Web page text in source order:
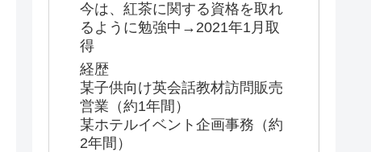
今は、紅茶に関する資格を取れ
るように勉強中→2021年1月取
得
経歴
某子供向け英会話教材訪問販売
営業（約1年間）
某ホテルイベント企画事務（約
2年間）